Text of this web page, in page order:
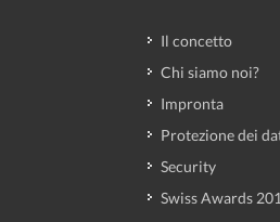
Il concetto
Chi siamo noi?
Impronta
Protezione dei
Security
Swiss Awards